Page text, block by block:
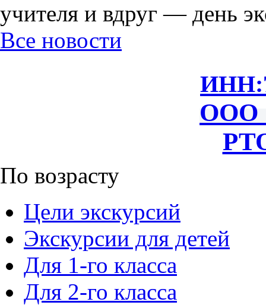
учителя и вдруг — день
Все новости
ИНН:
ООО
По возрасту
Цели экскурсий
Экскурсии для детей
Для 1-го класса
Для 2-го класса